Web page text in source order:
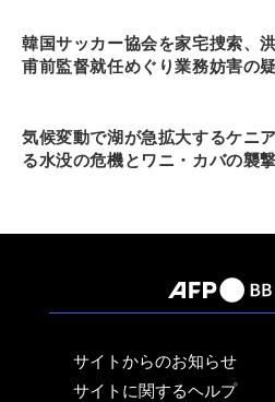
韓国サッカー協会を家宅捜索、
甫前監督就任めぐり業務妨害の
気候変動で湖が急拡大するケニ
る水没の危機とワニ・カバの襲撃
サイトからのお知らせ
サイトに関するヘルプ